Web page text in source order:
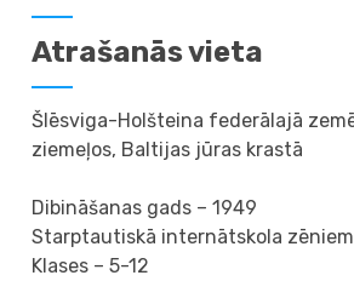
Atrašanās vieta
Šlēsviga-Holšteina federālajā
ziemeļos, Baltijas jūras krastā
Dibināšanas gads – 1949
Starptautiskā internātskola
Klases – 5-12